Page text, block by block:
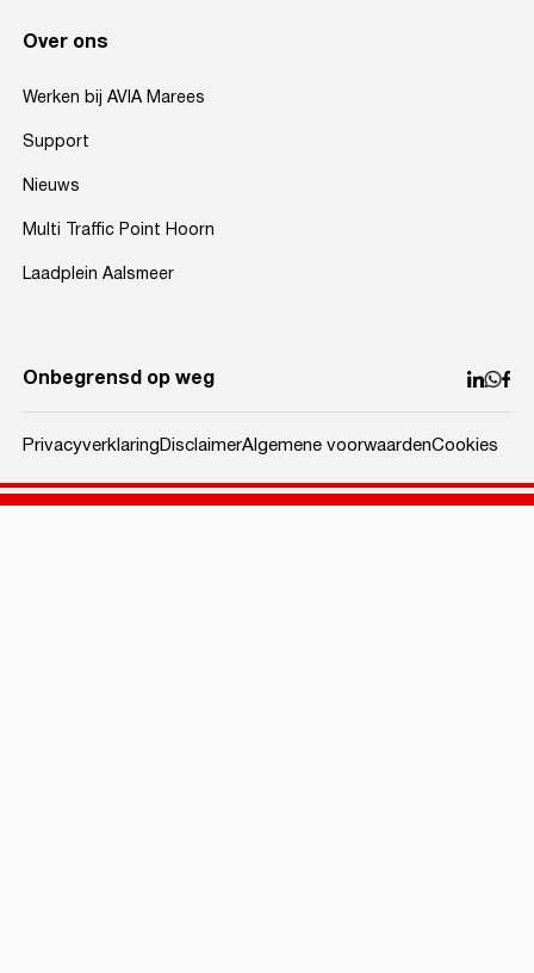
Over ons
Werken bij AVIA Marees
Support
Nieuws
Multi Traffic Point Hoorn
Laadplein Aalsmeer
Onbegrensd op weg
PrivacyverklaringDisclaimerAlgemene voorwaardenCookies